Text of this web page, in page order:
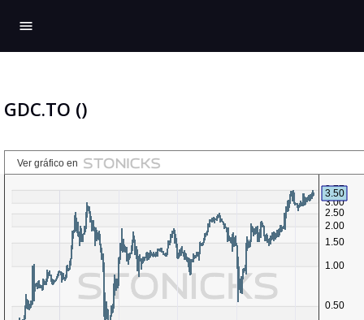
menu
GDC.TO ()